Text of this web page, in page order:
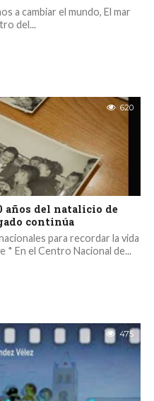
a cambiar el mundo, El mar
del...
620
años del natalicio de
continúa
para recordar la vida
* En el Centro Nacional de...
475